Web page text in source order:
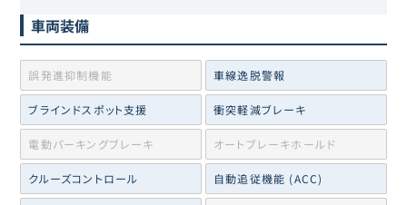
車両装備
誤発進抑制機能 車線逸脱警報
ブラインドスポット支援 衝突軽減ブレーキ
電動パーキングブレーキ オートブレーキホールド
クルーズコントロール 自動追従機能 (ACC)